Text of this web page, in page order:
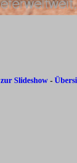
zur Slideshow -